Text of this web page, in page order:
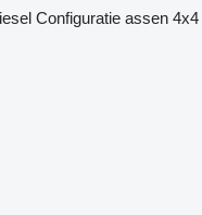
Configuratie assen 4x4